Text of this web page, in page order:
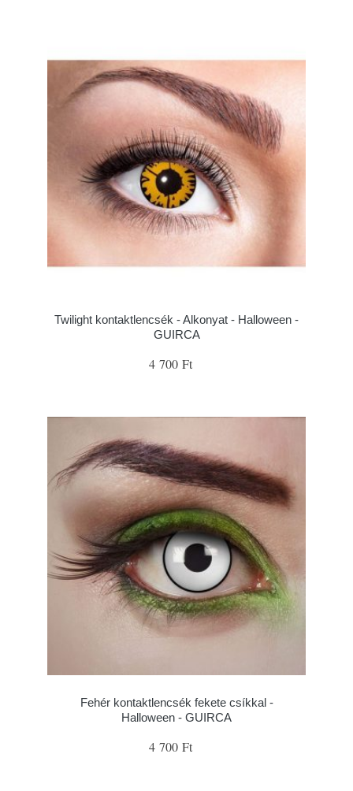
Twilight kontaktlencsék - Alkonyat - Halloween -
GUIRCA
4 700 Ft
Fehér kontaktlencsék fekete csíkkal -
Halloween - GUIRCA
4 700 Ft